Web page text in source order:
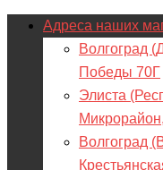
Адреса наших
Волгоград
Победы 70Г
Элиста
Волгоград